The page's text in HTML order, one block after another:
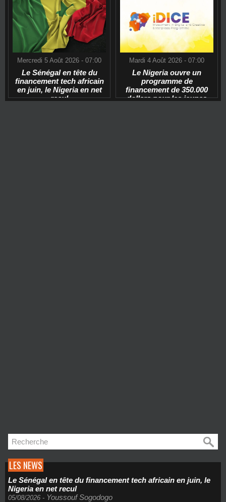
Mercredi 5 Août 2026 - 07:00
Le Sénégal en tête du
financement tech africain
en juin, le Nigeria en net
recul
Mardi 4 Août 2026 - 07:00
Le Nigeria ouvre un
programme de
financement de 350.000
dollars pour les jeunes
LES NEWS
Le Sénégal en tête du financement tech africain en juin, le
Nigeria en net recul
05/08/2026 - Youssouf Sogodogo